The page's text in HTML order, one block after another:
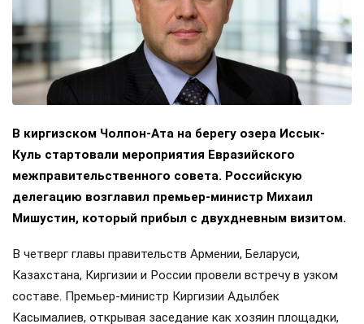
В киргизском Чолпон-Ата на берегу озера Иссык-
Куль стартовали мероприятия Евразийского
межправительственного совета. Российскую
делегацию возглавил премьер-министр Михаил
Мишустин, который прибыл с двухдневным визитом.
В четверг главы правительств Армении, Беларуси,
Казахстана, Киргизии и России провели встречу в узком
составе. Премьер-министр Киргизии Адылбек
Касымалиев, открывая заседание как хозяин площадки,